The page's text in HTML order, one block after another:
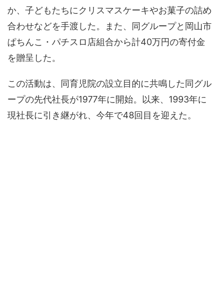
か、子どもたちにクリスマスケーキやお菓子の詰め
合わせなどを手渡した。また、同グループと岡山市
ぱちんこ・パチスロ店組合から計40万円の寄付金
を贈呈した。
この活動は、同育児院の設立目的に共鳴した同グル
ープの先代社長が1977年に開始。以来、1993年に
現社長に引き継がれ、今年で48回目を迎えた。